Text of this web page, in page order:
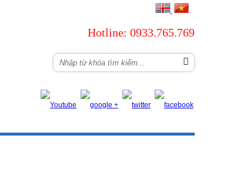
Hotline: 0933.765.769